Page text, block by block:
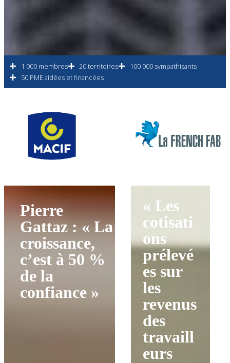
1 000 membres 20 territoires
100 000 sympathisants
50 PME aidées et financées
Pierre
Gattaz : « La
croissance,
c’est à 50 %
de la
confiance »
« Les
cotisati
ons
prélevé
es sur
les
revenus
des
travaill
eurs